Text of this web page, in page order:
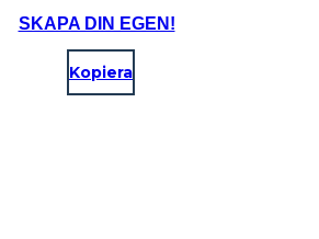
SKAPA DIN EGEN!
Kopiera